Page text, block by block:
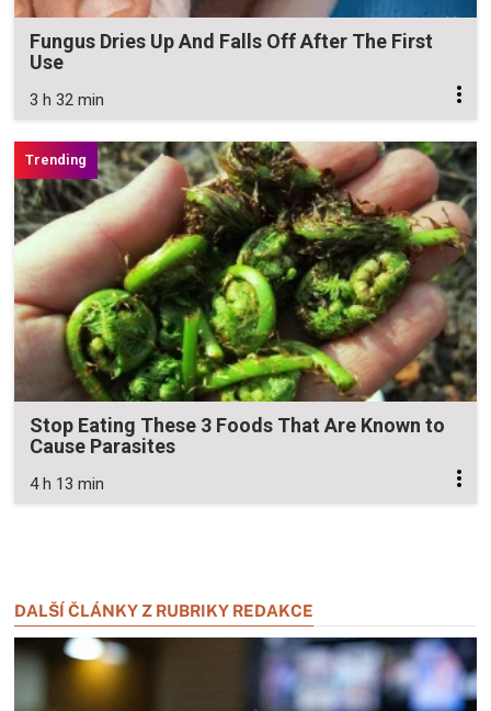
Fungus Dries Up And Falls Off After The First
Use
3 h 32 min
Stop Eating These 3 Foods That Are Known to
Cause Parasites
4 h 13 min
DALŠÍ ČLÁNKY Z RUBRIKY REDAKCE